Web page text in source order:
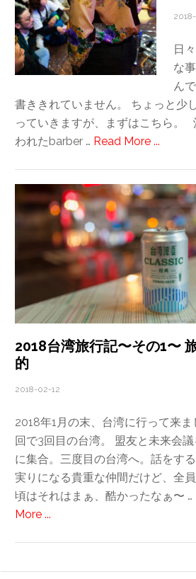
ん
日
な
ん
書ききれていません。 ちょっと少
っていきますが、まずはこちら。
われたbarber … Read More ...
理
容
師
か
ら
学
ぶ
こ
と〜
ベ
ン
ト
に
参
て〜
2018台湾旅行記〜その1〜
的
2018-02-12
2018年1月の末、台湾に行って来ま
回で3回目の台湾。 盟友と未来会
に集合。三度目の台湾へ。話をす
実りになる貴重な仲間だけど、全
頃はそれはまぁ、酷かったなぁ〜 …
More ...
湾